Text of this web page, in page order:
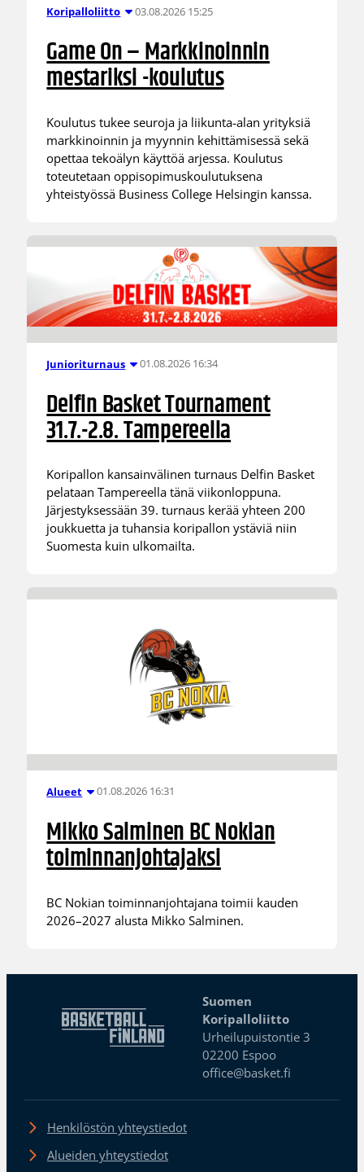
Koripalloliitto 03.08.2026 15:25
Game On – Markkinoinnin
mestariksi -koulutus
Koulutus tukee seuroja ja liikunta-alan yrityksiä
markkinoinnin ja myynnin kehittämisessä sekä
opettaa tekoälyn käyttöä arjessa. Koulutus
toteutetaan oppisopimuskoulutuksena
yhteistyössä Business College Helsingin kanssa.
Junioriturnaus 01.08.2026 16:34
Delfin Basket Tournament
31.7.-2.8. Tampereella
Koripallon kansainvälinen turnaus Delfin Basket
pelataan Tampereella tänä viikonloppuna.
Järjestyksessään 39. turnaus kerää yhteen 200
joukkuetta ja tuhansia koripallon ystäviä niin
Suomesta kuin ulkomailta.
Alueet 01.08.2026 16:31
Mikko Salminen BC Nokian
toiminnanjohtajaksi
BC Nokian toiminnanjohtajana toimii kauden
2026–2027 alusta Mikko Salminen.
Suomen
Koripalloliitto
Urheilupuistontie 3
02200 Espoo
office@basket.fi
Henkilöstön yhteystiedot
Alueiden yhteystiedot